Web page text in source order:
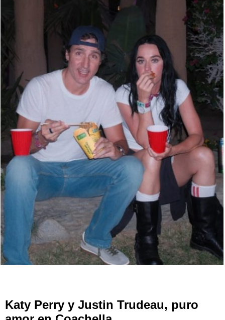
Katy Perry y Justin Trudeau, puro